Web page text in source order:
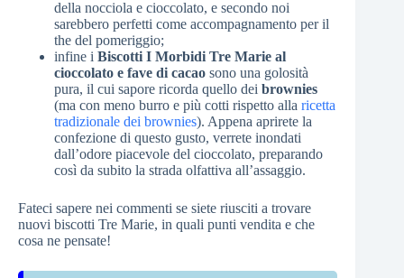
della nocciola e cioccolato, e secondo noi
sarebbero perfetti come accompagnamento per il
the del pomeriggio;
infine i Biscotti I Morbidi Tre Marie al
cioccolato e fave di cacao sono una golosità
pura, il cui sapore ricorda quello dei brownies
(ma con meno burro e più cotti rispetto alla ricetta
tradizionale dei brownies). Appena aprirete la
confezione di questo gusto, verrete inondati
dall’odore piacevole del cioccolato, preparando
così da subito la strada olfattiva all’assaggio.
Fateci sapere nei commenti se siete riusciti a trovare
nuovi biscotti Tre Marie, in quali punti vendita e che
cosa ne pensate!